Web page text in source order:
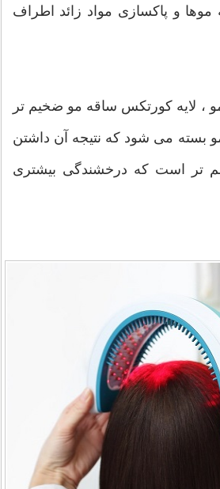
و پاکسازی مواد زائد اطراف
، لایه کورتکس ساقه مو ضخیم تر
بسته می شود که نتیجه آن داشتن
تر است که درخشندگی بیشتری